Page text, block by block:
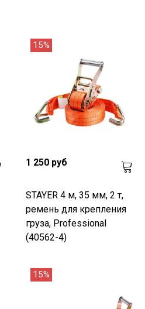
15%
1 250 руб
STAYER 4 м, 35 мм, 2 т,
ремень для крепления
груза, Professional
(40562-4)
15%